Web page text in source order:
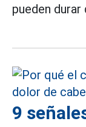
pueden durar
9